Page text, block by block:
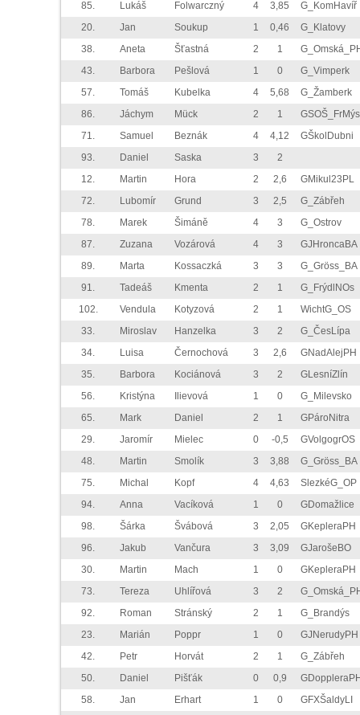
85.
Lukáš Folwarczný 4 3,85
G_KomHavíř
20.
Jan Soukup 1 0,46
G_Klatovy
38.
Aneta Šťastná 2 1
43.
Barbora Pešlová 1 0
G_Vimperk
57.
Tomáš Kubelka 4 5,68
G_Žamberk
86.
Jáchym Mück 2 1
GSOŠ_FrMýs
71.
Samuel Beznák 4 4,12
GŠkolDubni
93.
Daniel Saska 3
2
12.
Martin Hora 2 2,6
GMikul23PL
72.
Lubomír Grund 3 2,5
G_Zábřeh
78.
Marek Šimáně 4 3
G_Ostrov
87.
Zuzana Vozárová 4 3
GJHroncaBA
89.
Marta Kossaczká 3 3
G_Gröss_BA
91.
Tadeáš Kmenta 2 1
G_FrýdlNOs
102.
Vendula Kotyzová 2 1
WichtG_OS
33.
Miroslav Hanzelka 3 2
G_ČesLípa
34.
Luisa Černochová 3 2,6
GNadAlejPH
35.
Barbora Kociánová 3 2
GLesníZlín
56.
Kristýna Ilievová 1 0
G_Milevsko
65.
Mark Daniel 2 1
GPároNitra
29.
Jaromír Mielec 0 -0,5
GVolgogrOS
48.
Martin Smolík 3 3,88
G_Gröss_BA
75.
Michal Kopf 4 4,63
SlezkéG_OP
94.
Anna Vacíková 1 0
GDomažlice
98.
Šárka Švábová 3 2,05
GKepleraPH
96.
Jakub Vančura 3 3,09
GJarošeBO
30.
Martin Mach 1 0
GKepleraPH
73.
Tereza Uhlířová 3 2
92.
Roman Stránský 2 1
G_Brandýs
23.
Marián Poppr 1 0
GJNerudyPH
42.
Petr Horvát 2 1
G_Zábřeh
50.
Daniel Pišťák 0 0,9
58.
Jan Erhart 1 0 GFXŠaldyLI